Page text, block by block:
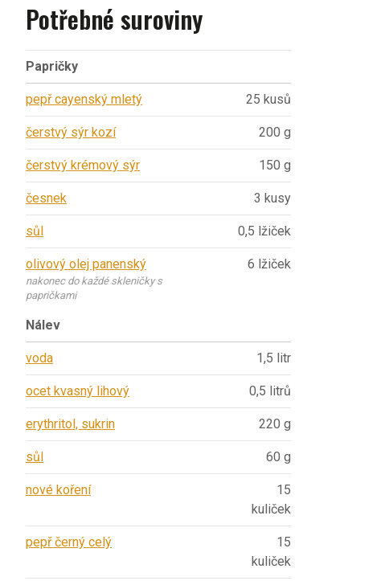
Potřebné suroviny
Papričky
pepř cayenský mletý 25 kusů
čerstvý sýr kozí 200 g
čerstvý krémový sýr 150 g
česnek 3 kusy
sůl 0,5 lžiček
olivový olej panenský
nakonec do každé skleničky s
papričkami
6 lžiček
Nálev
voda 1,5 litr
ocet kvasný lihový 0,5 litrů
erythritol, sukrin 220 g
sůl 60 g
nové koření
15
kuliček
pepř černý celý
15
kuliček